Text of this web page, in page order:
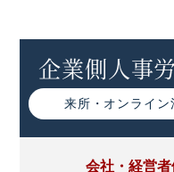
企業側人事
来所・オンライン
会社・経営者